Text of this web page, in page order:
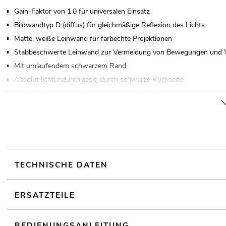
Gain-Faktor von 1.0 für universalen Einsatz
Bildwandtyp D (diffus) für gleichmäßige Reflexion des Lichts
Matte, weiße Leinwand für farbechte Projektionen
Stabbeschwerte Leinwand zur Vermeidung von Bewegungen und
Mit umlaufendem schwarzem Rand
Absolut lichtundurchlässig durch schwarze Rückseite
Weißes Stahlblechgehäuse in moderner Optik
Wandmontage; Deckenmontage
Für Anwendungsgebiete wie zum Beispiel: Partykeller; Home
TECHNISCHE DATEN
ERSATZTEILE